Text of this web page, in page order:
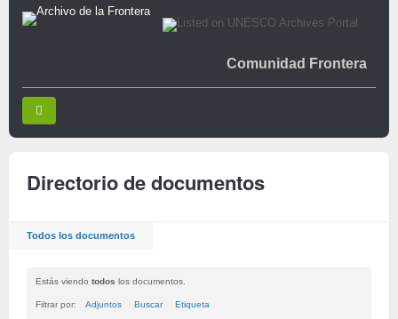
Comunidad Frontera
Directorio de documentos
Todos los documentos
Estás viendo todos los documentos.
Filtrar por: Adjuntos Buscar Etiqueta